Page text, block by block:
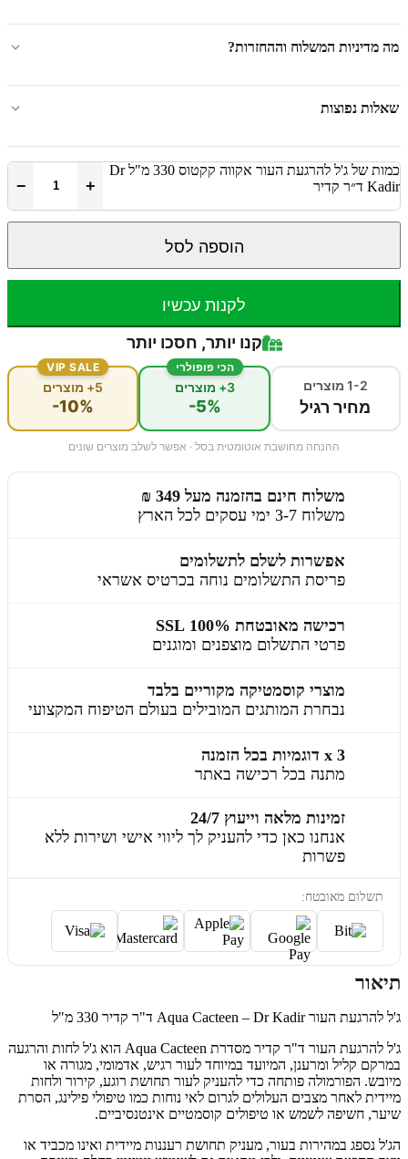
מה מדיניות המשלוח וההחזרות?
שאלות נפוצות
כמות של ג'ל להרגעת העור אקווה קקטוס 330 מ"ל Dr
Kadir ד״ר קדיר
+
−
הוספה לסל
לקנות עכשיו
קנו יותר, חסכו יותר
1-2 מוצרים
מחיר רגיל
הכי פופולרי
3+ מוצרים
-5%
VIP SALE
5+ מוצרים
-10%
ההנחה מחושבת אוטומטית בסל · אפשר לשלב מוצרים שונים
משלוח חינם בהזמנה מעל 349 ₪
משלוח 3-7 ימי עסקים לכל הארץ
אפשרות לשלם לתשלומים
פריסת התשלומים נוחה בכרטיס אשראי
רכישה מאובטחת 100% SSL
פרטי התשלום מוצפנים ומוגנים
מוצרי קוסמטיקה מקוריים בלבד
נבחרת המותגים המובילים בעולם הטיפוח המקצועי
3 x דוגמיות בכל הזמנה
מתנה בכל רכישה באתר
זמינות מלאה וייעוץ 24/7
אנחנו כאן כדי להעניק לך ליווי אישי ושירות ללא
פשרות
תשלום מאובטח:
תיאור
ג'ל להרגעת העור Aqua Cacteen – Dr Kadir ד"ר קדיר 330 מ"ל
ג'ל להרגעת העור ד"ר קדיר מסדרת Aqua Cacteen הוא ג'ל לחות והרגעה
במרקם קליל ומרענן, המיועד במיוחד לעור רגיש, אדמומי, מגורה או
מיובש. הפורמולה פותחה כדי להעניק לעור תחושת רוגע, קירור ולחות
מיידית לאחר מצבים העלולים לגרום לאי נוחות כמו טיפולי פילינג, הסרת
שיער, חשיפה לשמש או טיפולים קוסמטיים אינטנסיביים.
הג'ל נספג במהירות בעור, מעניק תחושת רעננות מיידית ואינו מכביד או